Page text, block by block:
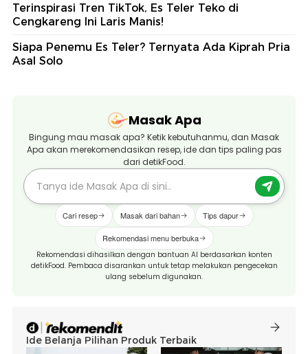
Terinspirasi Tren TikTok, Es Teler Teko di
Cengkareng Ini Laris Manis!
Siapa Penemu Es Teler? Ternyata Ada Kiprah Pria
Asal Solo
Masak Apa
Bingung mau masak apa? Ketik kebutuhanmu, dan Masak
Apa akan merekomendasikan resep, ide dan tips paling pas
dari detikFood.
Cari resep Masak dari bahan Tips dapur
Rekomendasi menu berbuka
Rekomendasi dihasilkan dengan bantuan AI berdasarkan konten
detikFood. Pembaca disarankan untuk tetap melakukan pengecekan
ulang sebelum digunakan.